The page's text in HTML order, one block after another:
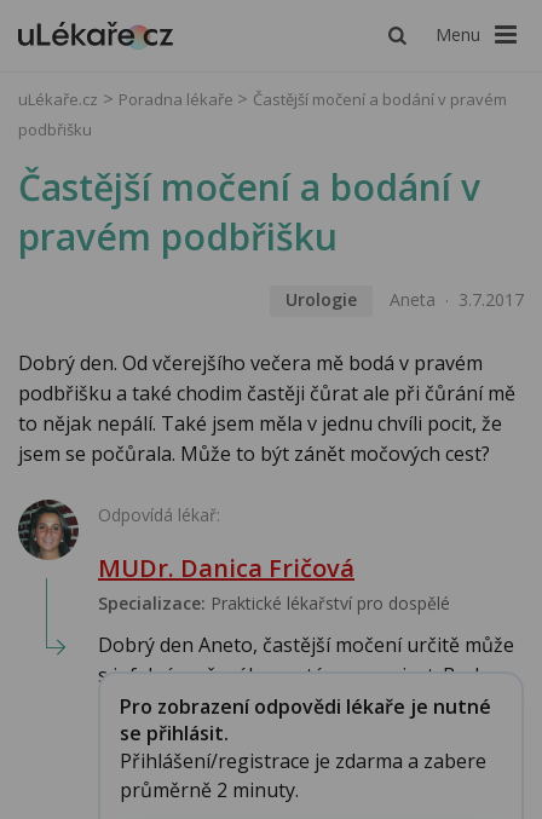
Menu
uLékaře.cz Poradna lékaře
Častější močení a bodání v pravém
podbřišku
Častější močení a bodání v
pravém podbřišku
Urologie Aneta 3.7.2017
Dobrý den. Od včerejšího večera mě bodá v pravém
podbřišku a také chodim častěji čůrat ale při čůrání mě
to nějak nepálí. Také jsem měla v jednu chvíli pocit, že
jsem se počůrala. Může to být zánět močových cest?
Odpovídá lékař:
MUDr. Danica Fričová
Specializace: Praktické lékařství pro dospělé
Dobrý den Aneto, častější močení určitě může
s infekcí močového systému souviset. Bod...
Pro zobrazení odpovědi lékaře je nutné
se přihlásit.
Přihlášení/registrace je zdarma a zabere
průměrně 2 minuty.